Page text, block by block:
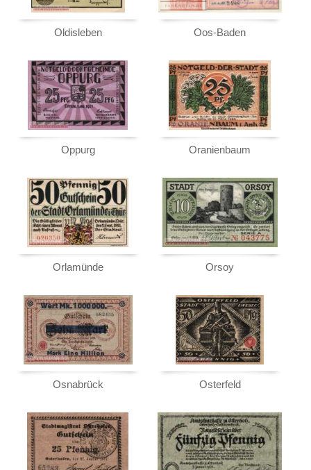
Oldisleben Oos-Baden
Oppurg Oranienbaum
Orlamünde Orsoy
Osnabrück Osterfeld